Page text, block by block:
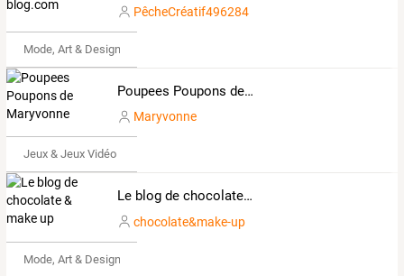
PêcheCréatif496284
Mode, Art & Design
Poupees Poupons de Maryvonne
Maryvonne
Jeux & Jeux Vidéo
Le blog de chocolate & make up
chocolate&make-up
Mode, Art & Design